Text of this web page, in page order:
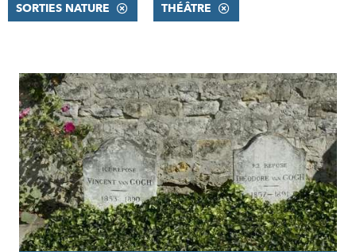
SORTIES NATURE THÉÂTRE
RÉSULTATS